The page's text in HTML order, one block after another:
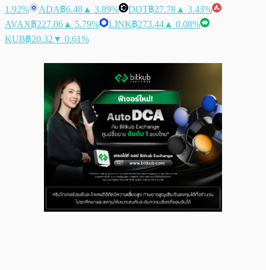
1.92%
ADA฿6.48 ▲ 3.89% DOT฿27.78 ▲ 3.43%
AVAX฿227.06 ▲ 5.79% LINK฿273.44 ▲ 0.08%
KUB฿20.32 ▼ 0.61%